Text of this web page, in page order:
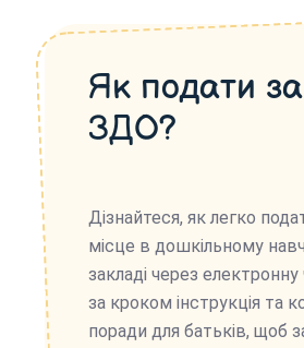
Як подати
ЗДО?
Дізнайтеся, як легко
місце в дошкільному
закладі через
за кроком інструкція та
поради для батьків, щоб